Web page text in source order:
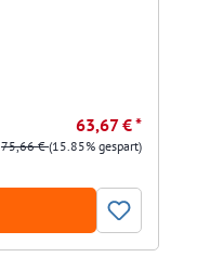
63,67 € *
75,66 €(15.85% gespart)